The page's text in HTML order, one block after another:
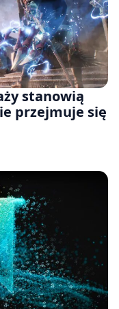
stanowią
przejmuje się